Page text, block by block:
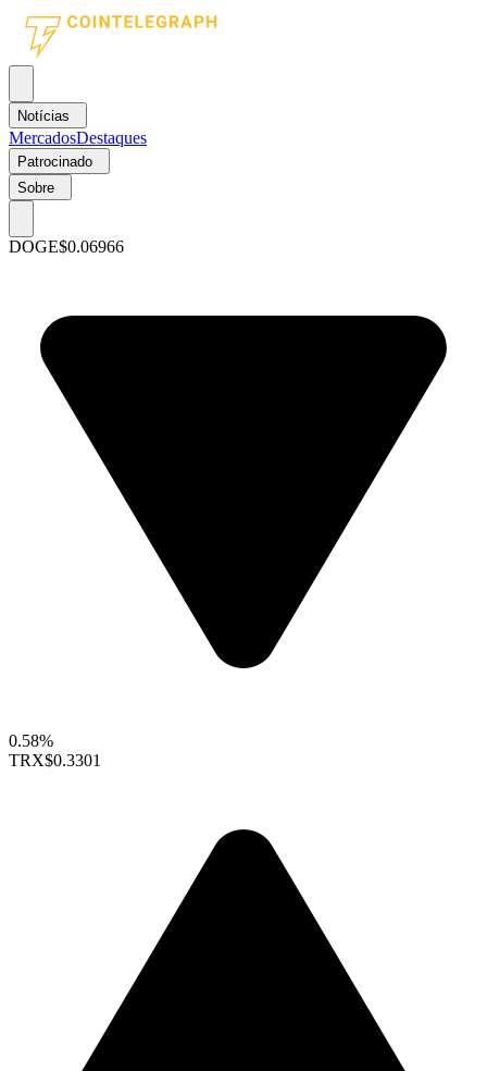
Notícias
MercadosDestaques
Patrocinado
Sobre
DOGE$0.06966
0.58%
TRX$0.3301